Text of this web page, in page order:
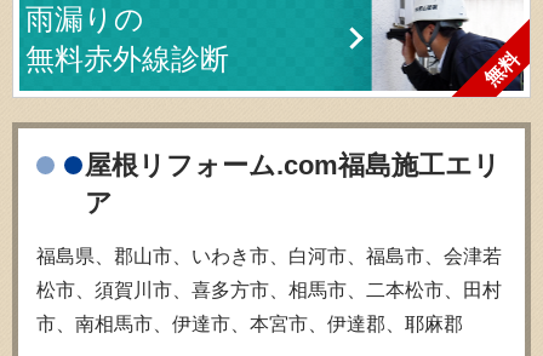
雨漏りの
無料赤外線診断
屋根リフォーム.com福島施工エリ
ア
福島県、郡山市、いわき市、白河市、福島市、会津若
松市、須賀川市、喜多方市、相馬市、二本松市、田村
市、南相馬市、伊達市、本宮市、伊達郡、耶麻郡